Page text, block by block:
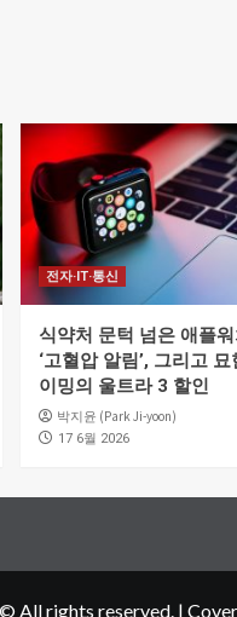
전자·IT·통신
식약처 문턱 넘은 애플워
‘고혈압 알림’, 그리고
이밍의 울트라 3 할인
박지윤 (Park Ji-yoon)
17 6월 2026
All rights reserved. |